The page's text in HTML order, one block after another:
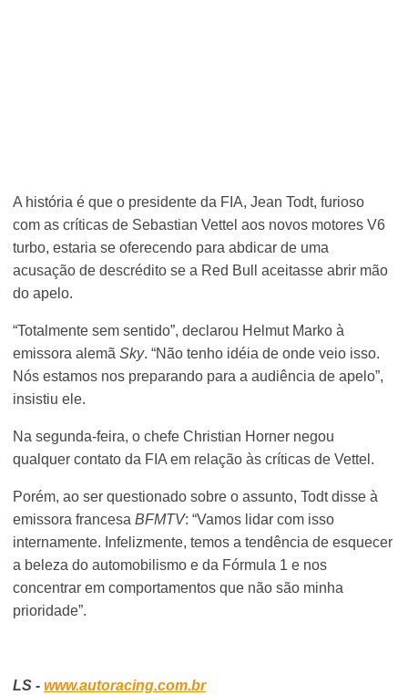
A história é que o presidente da FIA, Jean Todt, furioso
com as críticas de Sebastian Vettel aos novos motores V6
turbo, estaria se oferecendo para abdicar de uma
acusação de descrédito se a Red Bull aceitasse abrir mão
do apelo.
“Totalmente sem sentido”, declarou Helmut Marko à
emissora alemãSky. “Não tenho idéia de onde veio isso.
Nós estamos nos preparando para a audiência de apelo”,
insistiu ele.
Na segunda-feira, o chefe Christian Horner negou
qualquer contato da FIA em relação às críticas de Vettel.
Porém, ao ser questionado sobre o assunto, Todt disse à
emissora francesaBFMTV: “Vamos lidar com isso
internamente. Infelizmente, temos a tendência de esquecer
a beleza do automobilismo e da Fórmula 1 e nos
concentrar em comportamentos que não são minha
prioridade”.
LS -www.autoracing.com.br